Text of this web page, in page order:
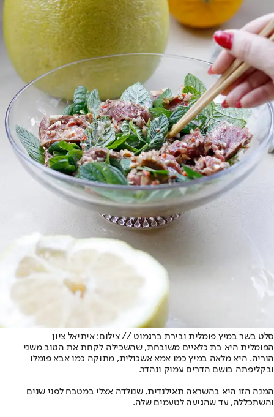
סלט בשר במיץ פומלית ובירת ברגמוט // צילום: איתיאל ציון
הפומלית היא בת כלאיים משובחת, שהשכילה לקחת את הטוב משני
הוריה. היא מלאה במיץ כמו אמא אשכולית, מתוקה כמו אבא פומלו
ובקליפתה בושם הדרים עמוק ונהדר.
המנה הזו היא בהשראה תאילנדית, שנולדה אצלי במטבח לפני שנים
והשתכללה, עד שהגיעה לטעמים שלה.